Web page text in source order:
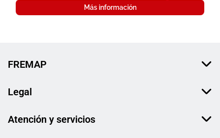
Más información
FREMAP
Legal
Atención y servicios